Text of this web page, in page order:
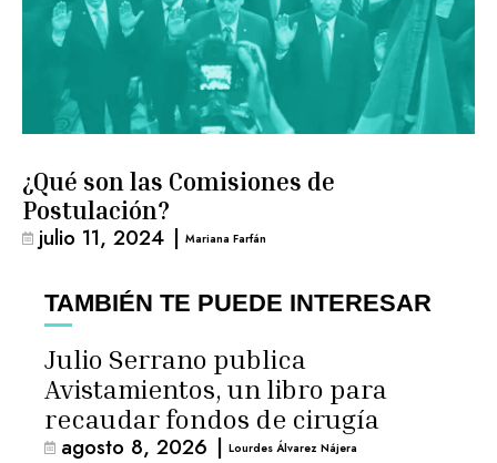
¿Qué son las Comisiones de
Postulación?
julio 11, 2024 | Mariana Farfán
TAMBIÉN TE PUEDE INTERESAR
Julio Serrano publica
Avistamientos, un libro para
recaudar fondos de cirugía
agosto 8, 2026 | Lourdes Álvarez Nájera